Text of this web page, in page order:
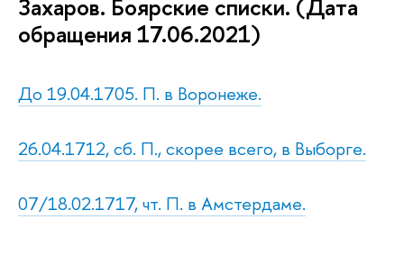
Захаров. Боярские списки. (Дата
обращения 17.06.2021)
До 19.04.1705. П. в Воронеже.
26.04.1712, сб. П., скорее всего, в Выборге.
07/18.02.1717, чт. П. в Амстердаме.